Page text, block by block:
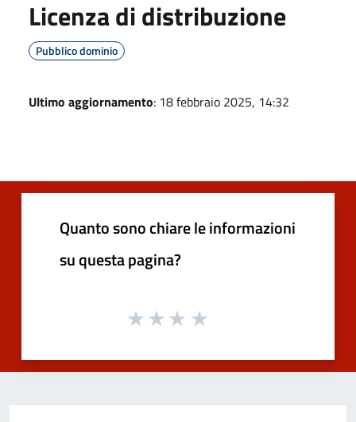
Licenza di distribuzione
Pubblico dominio
Ultimo aggiornamento: 18 febbraio 2025, 14:32
Quanto sono chiare le informazioni
su questa pagina?